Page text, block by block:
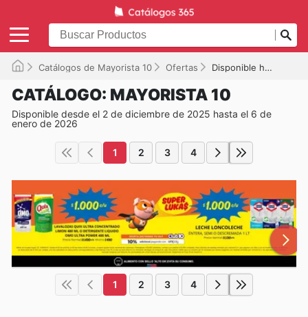
Catálogos de Mayorista 10 Ofertas Disponible hasta el 06-01-2026
CATÁLOGO: MAYORISTA 10
Disponible desde el 2 de diciembre de 2025 hasta el 6 de
enero de 2026
1 2 3 4
1 2 3 4